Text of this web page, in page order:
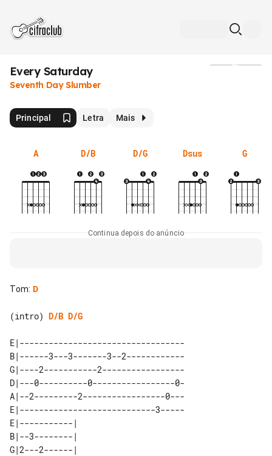
Every Saturday
Seventh Day Slumber
Principal Letra Mais
A D/B D/G Dsus G
Continua depois do anúncio
Tom: D
(intro) D/B D/G
E|----------------------------------
B|------3---3-------3--2------------
G|----2-----------2-----------------
D|---0----------0-----------------0-
A|--2---------2-----------------0---
E|----------------------------3-----
E|-----------|
B|--3--------|
G|2---2------|